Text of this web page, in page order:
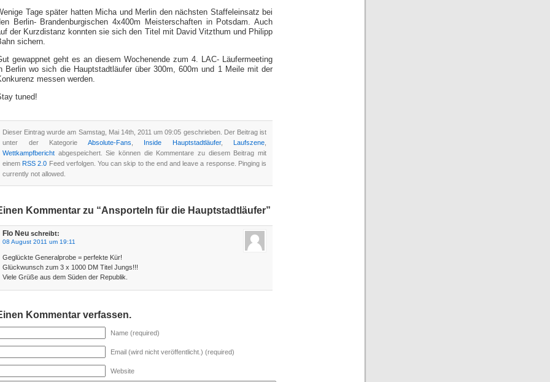
Tage später hatten Micha und Merlin den nächsten Staffeleinsatz bei
Berlin- Brandenburgischen 4x400m Meisterschaften in Potsdam. Auch
der Kurzdistanz konnten sie sich den Titel mit David Vitzthum und Philipp
sichern.
gewappnet geht es an diesem Wochenende zum 4. LAC- Läufermeeting
Berlin wo sich die Hauptstadtläufer über 300m, 600m und 1 Meile mit der
messen werden.
tuned!
Dieser Eintrag wurde am Samstag, Mai 14th, 2011 um 09:05 geschrieben. Der Beitrag ist
unter der Kategorie Absolute-Fans Inside Hauptstadtläufer, Laufszene
Wettkampfbericht abgespeichert. Sie können die Kommentare zu diesem Beitrag mit
einemRSS 2.0 Feed verfolgen. You can skip to the end and leave a response. Pinging is
currently not allowed.
Kommentar zu “Ansporteln für die Hauptstadtläufer”
Flo Neu schreibt:
08 August 2011 um 19:11
Geglückte Generalprobe = perfekte Kür!
Glückwunsch zum 3 x 1000 DM Titel Jungs!!!
Viele Grüße aus dem Süden der Republik.
Kommentar verfassen.
Name (required)
Email (wird nicht veröffentlicht.) (required)
Website